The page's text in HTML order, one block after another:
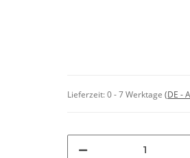
Lieferzeit:0 - 7 Werktage (DE -